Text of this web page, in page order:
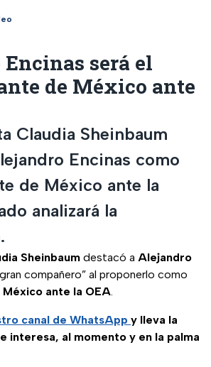
será el
de México ante
Claudia Sheinbaum
Encinas como
de México ante la
analizará la
Sheinbaum destacó a Alejandro
compañero” al proponerlo como
ante la OEA.
canal de WhatsApp y lleva la
interesa, al momento y en la palma